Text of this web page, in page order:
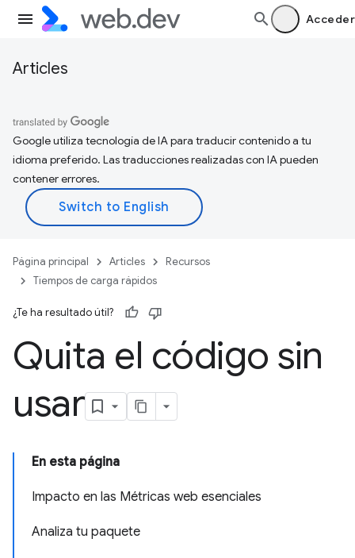
Acceder
Articles
Google utiliza tecnología de IA para traducir contenido a tu
idioma preferido. Las traducciones realizadas con IA pueden
contener errores.
Página principal Articles
Recursos
Tiempos de carga rápidos
¿Te ha resultado útil?
Quita el código sin
usar
En esta página
Impacto en las Métricas web esenciales
Analiza tu paquete